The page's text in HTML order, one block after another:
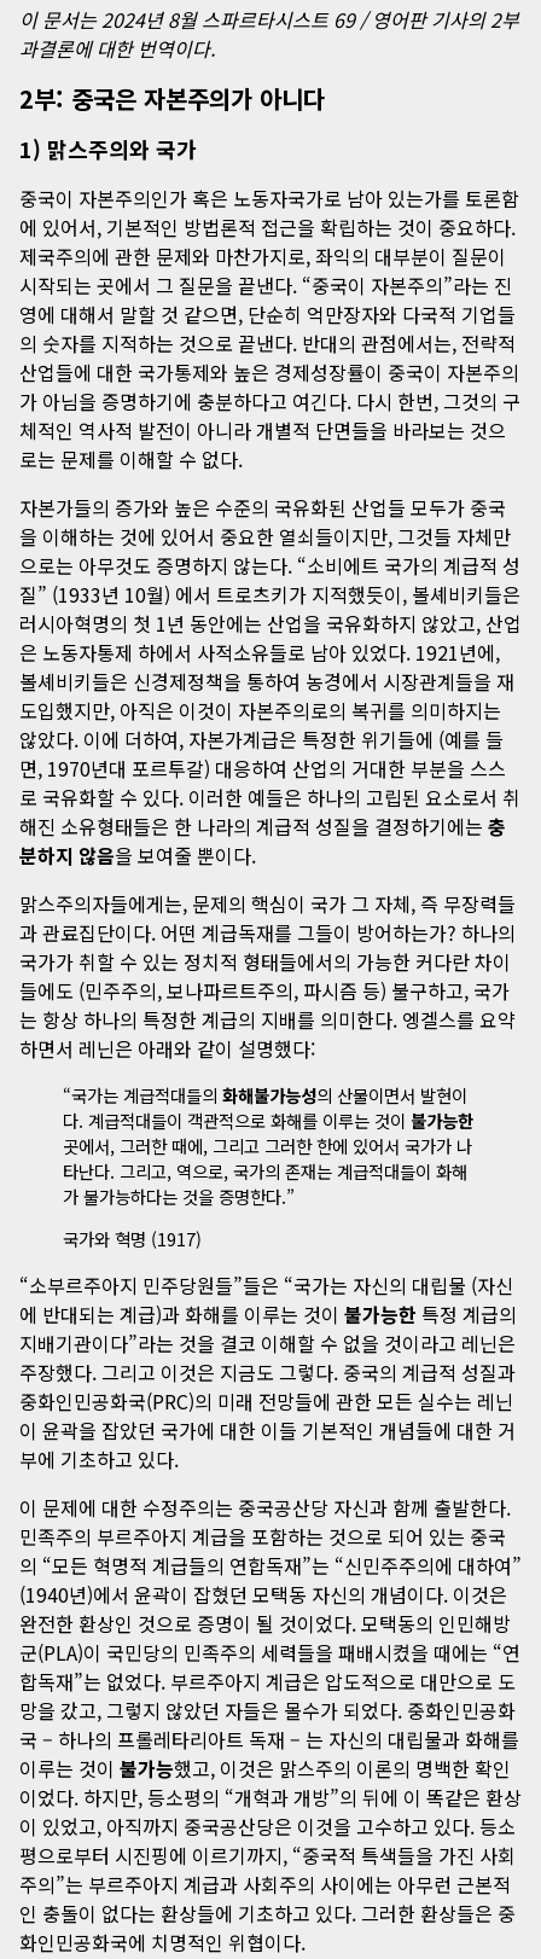
이 문서는 2024년 8월 스파르타시스트 69 / 영어판 기사의 2부
과결론에 대한 번역이다.
2부: 중국은 자본주의가 아니다
1) 맑스주의와 국가
중국이 자본주의인가 혹은 노동자국가로 남아 있는가를 토론함
에 있어서, 기본적인 방법론적 접근을 확립하는 것이 중요하다.
제국주의에 관한 문제와 마찬가지로, 좌익의 대부분이 질문이
시작되는 곳에서 그 질문을 끝낸다. “중국이 자본주의”라는 진
영에 대해서 말할 것 같으면, 단순히 억만장자와 다국적 기업들
의 숫자를 지적하는 것으로 끝낸다. 반대의 관점에서는, 전략적
산업들에 대한 국가통제와 높은 경제성장률이 중국이 자본주의
가 아님을 증명하기에 충분하다고 여긴다. 다시 한번, 그것의 구
체적인 역사적 발전이 아니라 개별적 단면들을 바라보는 것으
로는 문제를 이해할 수 없다.
자본가들의 증가와 높은 수준의 국유화된 산업들 모두가 중국
을 이해하는 것에 있어서 중요한 열쇠들이지만, 그것들 자체만
으로는 아무것도 증명하지 않는다. “소비에트 국가의 계급적 성
질” (1933년 10월) 에서 트로츠키가 지적했듯이, 볼셰비키들은
러시아혁명의 첫 1년 동안에는 산업을 국유화하지 않았고, 산업
은 노동자통제 하에서 사적소유들로 남아 있었다. 1921년에,
볼셰비키들은 신경제정책을 통하여 농경에서 시장관계들을 재
도입했지만, 아직은 이것이 자본주의로의 복귀를 의미하지는
않았다. 이에 더하여, 자본가계급은 특정한 위기들에 (예를 들
면, 1970년대 포르투갈) 대응하여 산업의 거대한 부분을 스스
로 국유화할 수 있다. 이러한 예들은 하나의 고립된 요소로서 취
해진 소유형태들은 한 나라의 계급적 성질을 결정하기에는 충
분하지 않음을 보여줄 뿐이다.
맑스주의자들에게는, 문제의 핵심이 국가 그 자체, 즉 무장력들
과 관료집단이다. 어떤 계급독재를 그들이 방어하는가? 하나의
국가가 취할 수 있는 정치적 형태들에서의 가능한 커다란 차이
들에도 (민주주의, 보나파르트주의, 파시즘 등) 불구하고, 국가
는 항상 하나의 특정한 계급의 지배를 의미한다. 엥겔스를 요약
하면서 레닌은 아래와 같이 설명했다:
“국가는 계급적대들의 화해불가능성의 산물이면서 발현이
다. 계급적대들이 객관적으로 화해를 이루는 것이 불가능한
곳에서, 그러한 때에, 그리고 그러한 한에 있어서 국가가 나
타난다. 그리고, 역으로, 국가의 존재는 계급적대들이 화해
가 불가능하다는 것을 증명한다.”
국가와 혁명 (1917)
“소부르주아지 민주당원들”들은 “국가는 자신의 대립물 (자신
에 반대되는 계급)과 화해를 이루는 것이 불가능한 특정 계급의
지배기관이다”라는 것을 결코 이해할 수 없을 것이라고 레닌은
주장했다. 그리고 이것은 지금도 그렇다. 중국의 계급적 성질과
중화인민공화국(PRC)의 미래 전망들에 관한 모든 실수는 레닌
이 윤곽을 잡았던 국가에 대한 이들 기본적인 개념들에 대한 거
부에 기초하고 있다.
이 문제에 대한 수정주의는 중국공산당 자신과 함께 출발한다.
민족주의 부르주아지 계급을 포함하는 것으로 되어 있는 중국
의 “모든 혁명적 계급들의 연합독재”는 “신민주주의에 대하여”
(1940년)에서 윤곽이 잡혔던 모택동 자신의 개념이다. 이것은
완전한 환상인 것으로 증명이 될 것이었다. 모택동의 인민해방
군(PLA)이 국민당의 민족주의 세력들을 패배시켰을 때에는 “연
합독재”는 없었다. 부르주아지 계급은 압도적으로 대만으로 도
망을 갔고, 그렇지 않았던 자들은 몰수가 되었다. 중화인민공화
국 – 하나의 프롤레타리아트 독재 – 는 자신의 대립물과 화해를
이루는 것이 불가능했고, 이것은 맑스주의 이론의 명백한 확인
이었다. 하지만, 등소평의 “개혁과 개방”의 뒤에 이 똑같은 환상
이 있었고, 아직까지 중국공산당은 이것을 고수하고 있다. 등소
평으로부터 시진핑에 이르기까지, “중국적 특색들을 가진 사회
주의”는 부르주아지 계급과 사회주의 사이에는 아무런 근본적
인 충돌이 없다는 환상들에 기초하고 있다. 그러한 환상들은 중
화인민공화국에 치명적인 위협이다.